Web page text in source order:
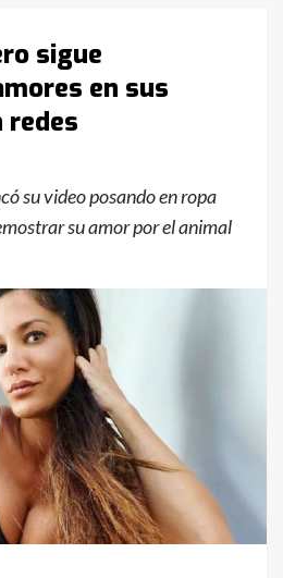
sigue
en sus
redes
su video posando en ropa
su amor por el animal